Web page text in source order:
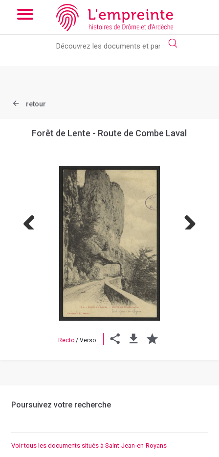
Array ( [slug] => document [ref] => B263626101_CP992 )
the new slick-theme.css if you want the default styling
retour
Forêt de Lente - Route de Combe Laval
Recto / Verso
Poursuivez votre recherche
Voir tous les documents situés à Saint-Jean-en-Royans